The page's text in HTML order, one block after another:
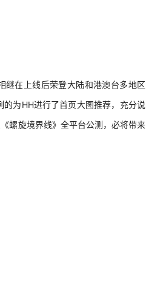
继在上线后荣登大陆和港澳台多地区
为HH进行了首页大图推荐，充分说
螺旋境界线》全平台公测，必将带来